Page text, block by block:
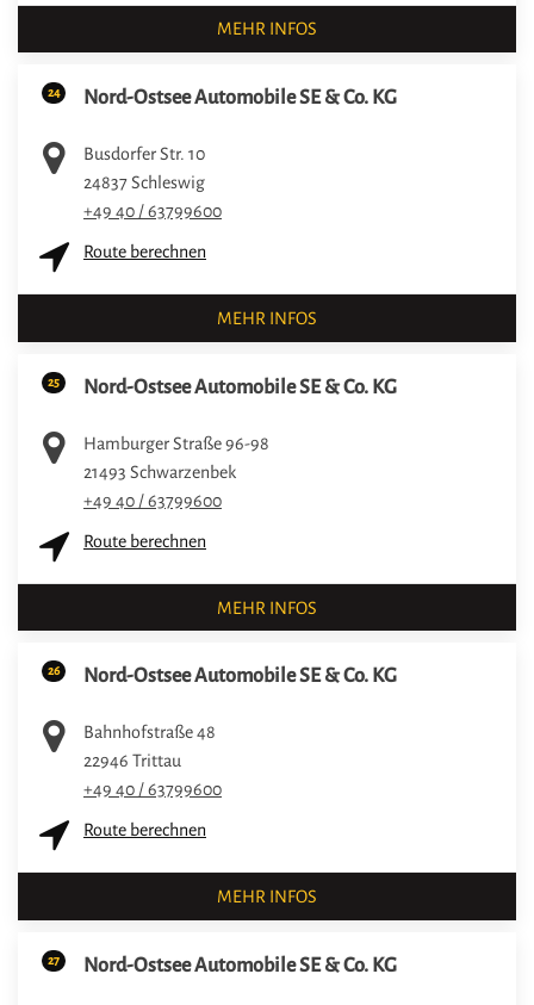
MEHR INFOS
24 Nord-Ostsee Automobile SE & Co. KG
Busdorfer Str. 10
24837Schleswig
+49 40 / 63799600
Route berechnen
MEHR INFOS
25 Nord-Ostsee Automobile SE & Co. KG
Hamburger Straße 96-98
21493 Schwarzenbek
+49 40 / 63799600
Route berechnen
MEHR INFOS
26 Nord-Ostsee Automobile SE & Co. KG
Bahnhofstraße 48
22946 Trittau
+49 40 / 63799600
Route berechnen
MEHR INFOS
27 Nord-Ostsee Automobile SE & Co. KG